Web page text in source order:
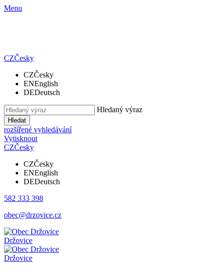
Menu
CZČesky
CZČesky
ENEnglish
DEDeutsch
Hledaný výraz
Hledat
rozšířené vyhledávání
Vytisknout
CZČesky
CZČesky
ENEnglish
DEDeutsch
582 333 398
obec@drzovice.cz
Držovice
Držovice